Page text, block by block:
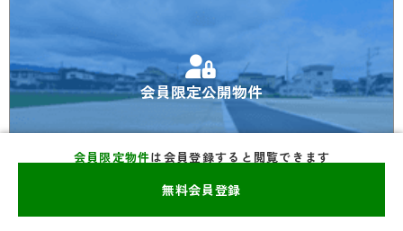
会員限定公開物件
会員限定物件は会員登録すると閲覧できます
無料会員登録